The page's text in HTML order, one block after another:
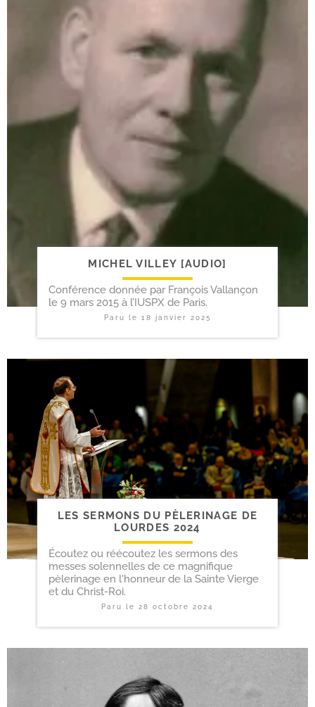
MICHEL VILLEY [AUDIO]
Conférence donnée par François Vallançon
le 9 mars 2015 à l’IUSPX de Paris.
Paru le 18 janvier 2025
LES SERMONS DU PÈLERINAGE DE
LOURDES 2024
Écoutez ou réécoutez les sermons des
messes solennelles de ce magnifique
pèlerinage en l'honneur de la Sainte Vierge
et du Christ-Roi.
Paru le 28 octobre 2024